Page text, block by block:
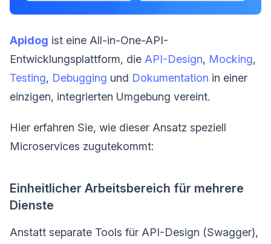
Apidog ist eine All-in-One-API-
Entwicklungsplattform, die API-Design, Mocking,
Testing, Debugging und Dokumentation in einer
einzigen, integrierten Umgebung vereint.
Hier erfahren Sie, wie dieser Ansatz speziell
Microservices zugutekommt:
Einheitlicher Arbeitsbereich für mehrere
Dienste
Anstatt separate Tools für API-Design (Swagger),